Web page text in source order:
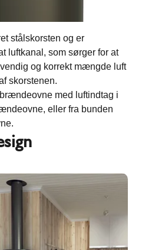
stålskorsten og er
luftkanal, som sørger for at
og korrekt mængde luft
skorstenen.
med luftindtag i
eller fra bunden